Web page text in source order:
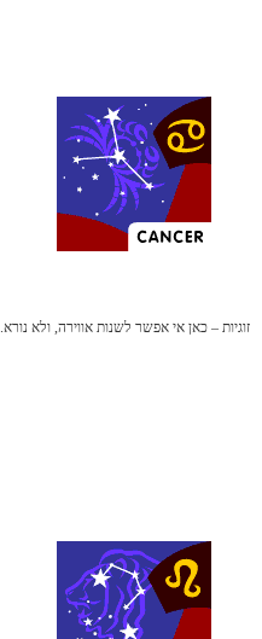
זוגיות – כאן אי אפשר לשנות אווירה, ולא נורא.